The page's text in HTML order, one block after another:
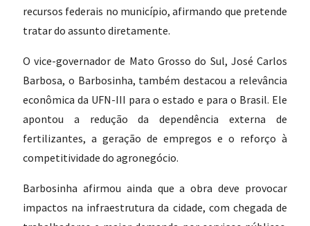
recursos federais no município, afirmando que pretende
tratar do assunto diretamente.
O vice-governador de Mato Grosso do Sul, José Carlos
Barbosa, o Barbosinha, também destacou a relevância
econômica da UFN-III para o estado e para o Brasil. Ele
apontou a redução da dependência externa de
fertilizantes, a geração de empregos e o reforço à
competitividade do agronegócio.
Barbosinha afirmou ainda que a obra deve provocar
impactos na infraestrutura da cidade, com chegada de